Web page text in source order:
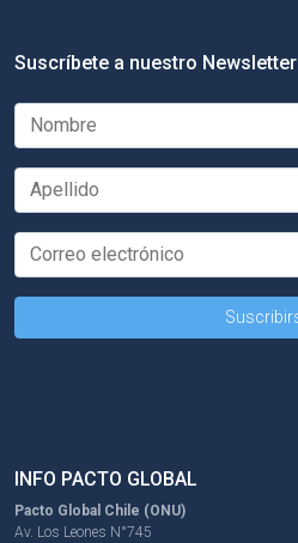
Suscríbete a nuestro Newsletter
INFO PACTO GLOBAL
Pacto Global Chile (ONU)
Av. Los Leones N°745